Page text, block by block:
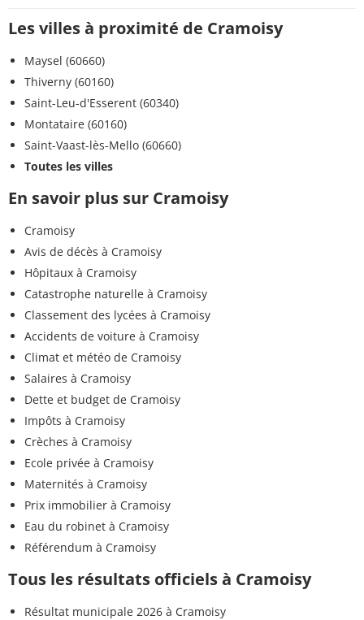
Les villes à proximité de Cramoisy
Maysel (60660)
Thiverny (60160)
Saint-Leu-d'Esserent (60340)
Montataire (60160)
Saint-Vaast-lès-Mello (60660)
Toutes les villes
En savoir plus sur Cramoisy
Cramoisy
Avis de décès à Cramoisy
Hôpitaux à Cramoisy
Catastrophe naturelle à Cramoisy
Classement des lycées à Cramoisy
Accidents de voiture à Cramoisy
Climat et météo de Cramoisy
Salaires à Cramoisy
Dette et budget de Cramoisy
Impôts à Cramoisy
Crèches à Cramoisy
Ecole privée à Cramoisy
Maternités à Cramoisy
Prix immobilier à Cramoisy
Eau du robinet à Cramoisy
Référendum à Cramoisy
Tous les résultats officiels à Cramoisy
Résultat municipale 2026 à Cramoisy